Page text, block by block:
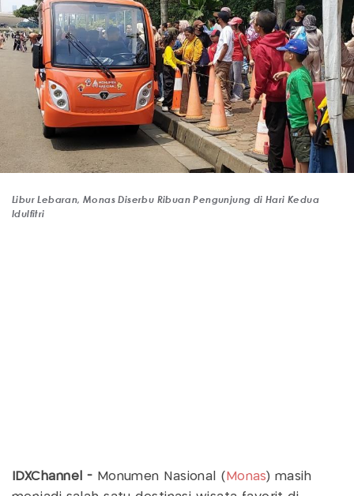
Libur Lebaran, Monas Diserbu Ribuan Pengunjung di Hari Kedua
Idulfitri
IDXChannel - Monumen Nasional ( Monas) masih